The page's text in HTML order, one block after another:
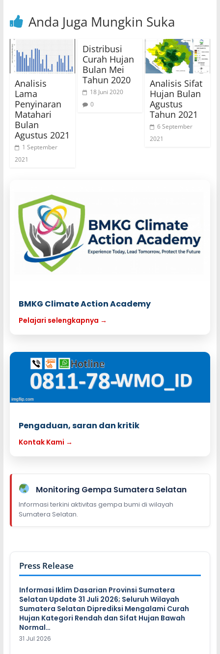
Anda Juga Mungkin Suka
Analisis
Lama
Penyinaran
Matahari
Bulan
Agustus 2021
1 September
2021
Distribusi
Curah Hujan
Bulan Mei
Tahun 2020
18 Juni 2020
0
Analisis Sifat
Hujan Bulan
Agustus
Tahun 2021
6 September
2021
BMKG Climate Action Academy
Pelajari selengkapnya →
Pengaduan, saran dan kritik
Kontak Kami →
Monitoring Gempa Sumatera Selatan
Informasi terkini aktivitas gempa bumi di wilayah
Sumatera Selatan.
Press Release
Informasi Iklim Dasarian Provinsi Sumatera
Selatan Update 31 Juli 2026; Seluruh Wilayah
Sumatera Selatan Diprediksi Mengalami Curah
Hujan Kategori Rendah dan Sifat Hujan Bawah
Normal…
31 Jul 2026